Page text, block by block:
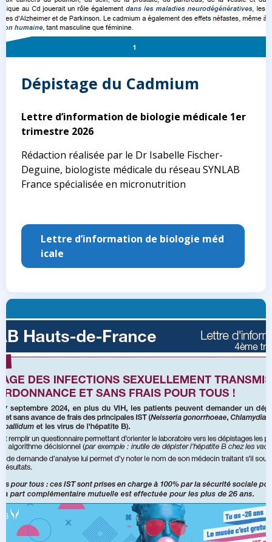
Dépistage du Cadmium
Lettre d’information de biologie médicale 1er
trimestre 2026
Rédaction réalisée par le Dr Isabelle Fischer-
Deguine, biologiste médicale du réseau SYNLAB
France spécialisée en micronutrition
Lettre d’information de biologie méd
icale